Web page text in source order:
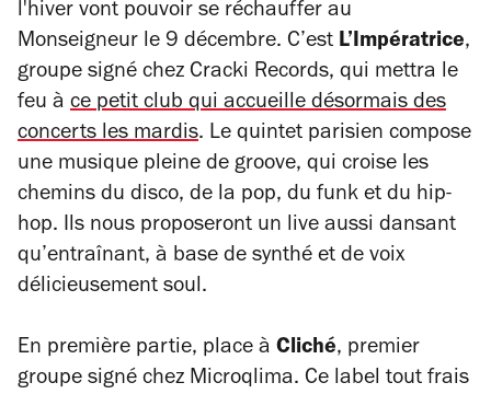
l'hiver vont pouvoir se réchauffer au
Monseigneur le 9 décembre. C’est L’Impératrice,
groupe signé chez Cracki Records, qui mettra le
feu à ce petit club qui accueille désormais des
concerts les mardis. Le quintet parisien compose
une musique pleine de groove, qui croise les
chemins du disco, de la pop, du funk et du hip-
hop. Ils nous proposeront un live aussi dansant
qu’entraînant, à base de synthé et de voix
délicieusement soul.
En première partie, place à Cliché, premier
groupe signé chez Microqlima. Ce label tout frais